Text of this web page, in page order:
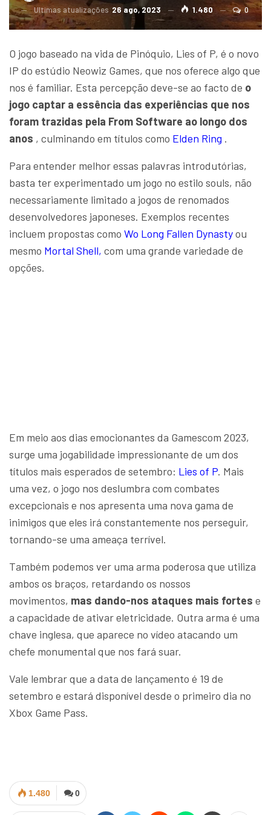
Ultimas atualizações 26 ago, 2023 1.480 0
O jogo baseado na vida de Pinóquio, Lies of P, é o novo
IP do estúdio Neowiz Games, que nos oferece algo que
nos é familiar. Esta percepção deve-se ao facto de o
jogo captar a essência das experiências que nos
foram trazidas pela From Software ao longo dos
anos , culminando em títulos como Elden Ring .
Para entender melhor essas palavras introdutórias,
basta ter experimentado um jogo no estilo souls, não
necessariamente limitado a jogos de renomados
desenvolvedores japoneses. Exemplos recentes
incluem propostas como Wo Long Fallen Dynastyou
mesmo Mortal Shell, com uma grande variedade de
opções.
Em meio aos dias emocionantes da Gamescom 2023,
surge uma jogabilidade impressionante de um dos
títulos mais esperados de setembro: Lies of P. Mais
uma vez, o jogo nos deslumbra com combates
excepcionais e nos apresenta uma nova gama de
inimigos que eles irá constantemente nos perseguir,
tornando-se uma ameaça terrível.
Também podemos ver uma arma poderosa que utiliza
ambos os braços, retardando os nossos
movimentos, mas dando-nos ataques mais fortes e
a capacidade de ativar eletricidade. Outra arma é uma
chave inglesa, que aparece no vídeo atacando um
chefe monumental que nos fará suar.
Vale lembrar que a data de lançamento é 19 de
setembro e estará disponível desde o primeiro dia no
Xbox Game Pass.
0
1.480